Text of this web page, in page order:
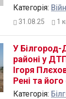
Категорiя:
31.08.25 1
У Білгород-
районі у
Ігоря
Рені та
до лікарні
Категорiя: